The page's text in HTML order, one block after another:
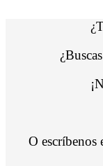
O escríbenos